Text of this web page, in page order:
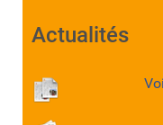
Actualités